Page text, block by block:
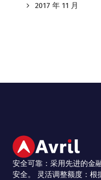
2017 年 11 月
安全可靠：采用先进的金
安全。 灵活调整额度：根